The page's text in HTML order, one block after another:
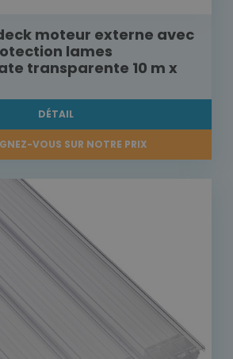
moteur externe avec
lames
transparente 10 m x
DÉTAIL
VOUS SUR NOTRE PRIX